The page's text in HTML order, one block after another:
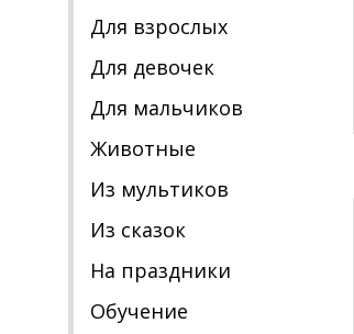
Для взрослых
Для девочек
Для мальчиков
Животные
Из мультиков
Из сказок
На праздники
Обучение